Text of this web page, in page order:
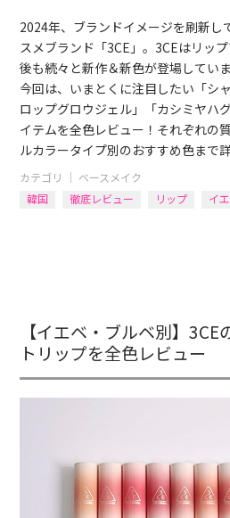
2024年、ブランドイメージを刷新し
スメブランド「3CE」。3CEはリッ
後も続々と新作＆新色が登場していま
今回は、いまとくに注目したい「シ
ロップグロウジェル」「カシミヤハ
イテムを全色レビュー！それぞれの
ルカラータイプ別のおすすめ色まで
カテゴリ ｜ ベースメイク
韓国
徹底レビュー リップ イ
【イエベ・ブルベ別】
トリップを全色レビュー